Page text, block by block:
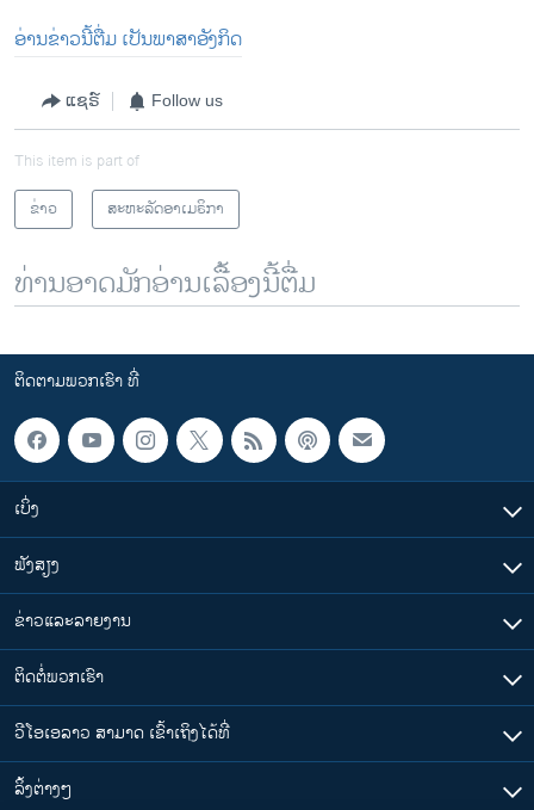
ອ່ານຂ່າວນີ້ຕື່ມ ເປັນພາສາອັງກິດ
ແຊຣ໌ Follow us
This item is part of
ຂ່າວ
ສະຫະລັດອາເມຣິກາ
ທ່ານອາດມັກອ່ານເລື້ອງນີ້ຕື່ມ
ຕິດຕາມພວກເຮົາ ທີ່
ເບິ່ງ
ຟັງສຽງ
ຂ່າວແລະລາຍງານ
ຕິດຕໍ່ພວກເຮົາ
ວີໂອເອລາວ ສາມາດ ເຂົ້າເຖິງໄດ້ທີ່
​ລິ້ງ​ຕ່າງໆ